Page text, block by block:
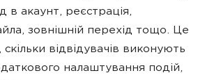
в акаунт, реєстрація,
зовнішній перехід тощо. Це
відвідувачів виконують
налаштування подій,